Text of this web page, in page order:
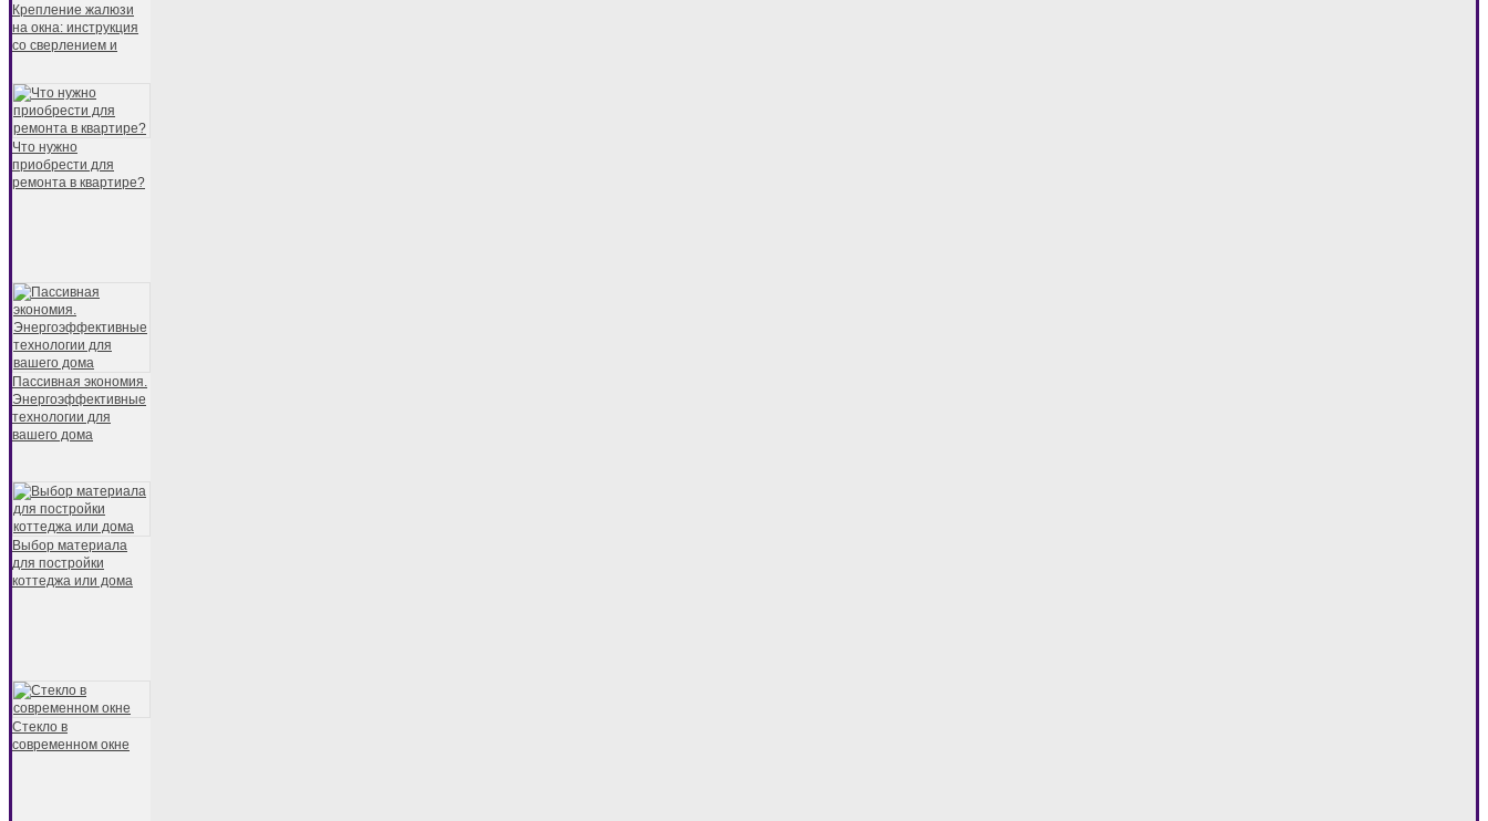
Крепление жалюзи
на окна: инструкция
со сверлением и
Что нужно
приобрести для
ремонта в квартире?
Пассивная экономия.
Энергоэффективные
технологии для
вашего дома
Выбор материала
для постройки
коттеджа или дома
Стекло в
современном окне